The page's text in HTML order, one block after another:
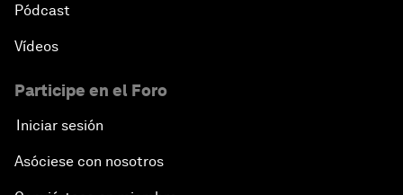
Pódcast
Vídeos
Participe en el Foro
Iniciar sesión
Asóciese con nosotros